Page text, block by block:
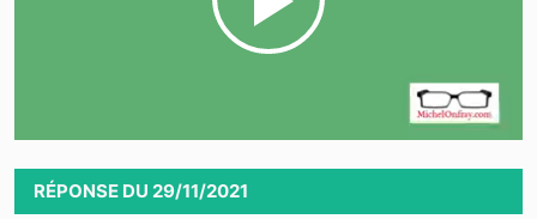
Play
Video
RÉPONSE DU 29/11/2021